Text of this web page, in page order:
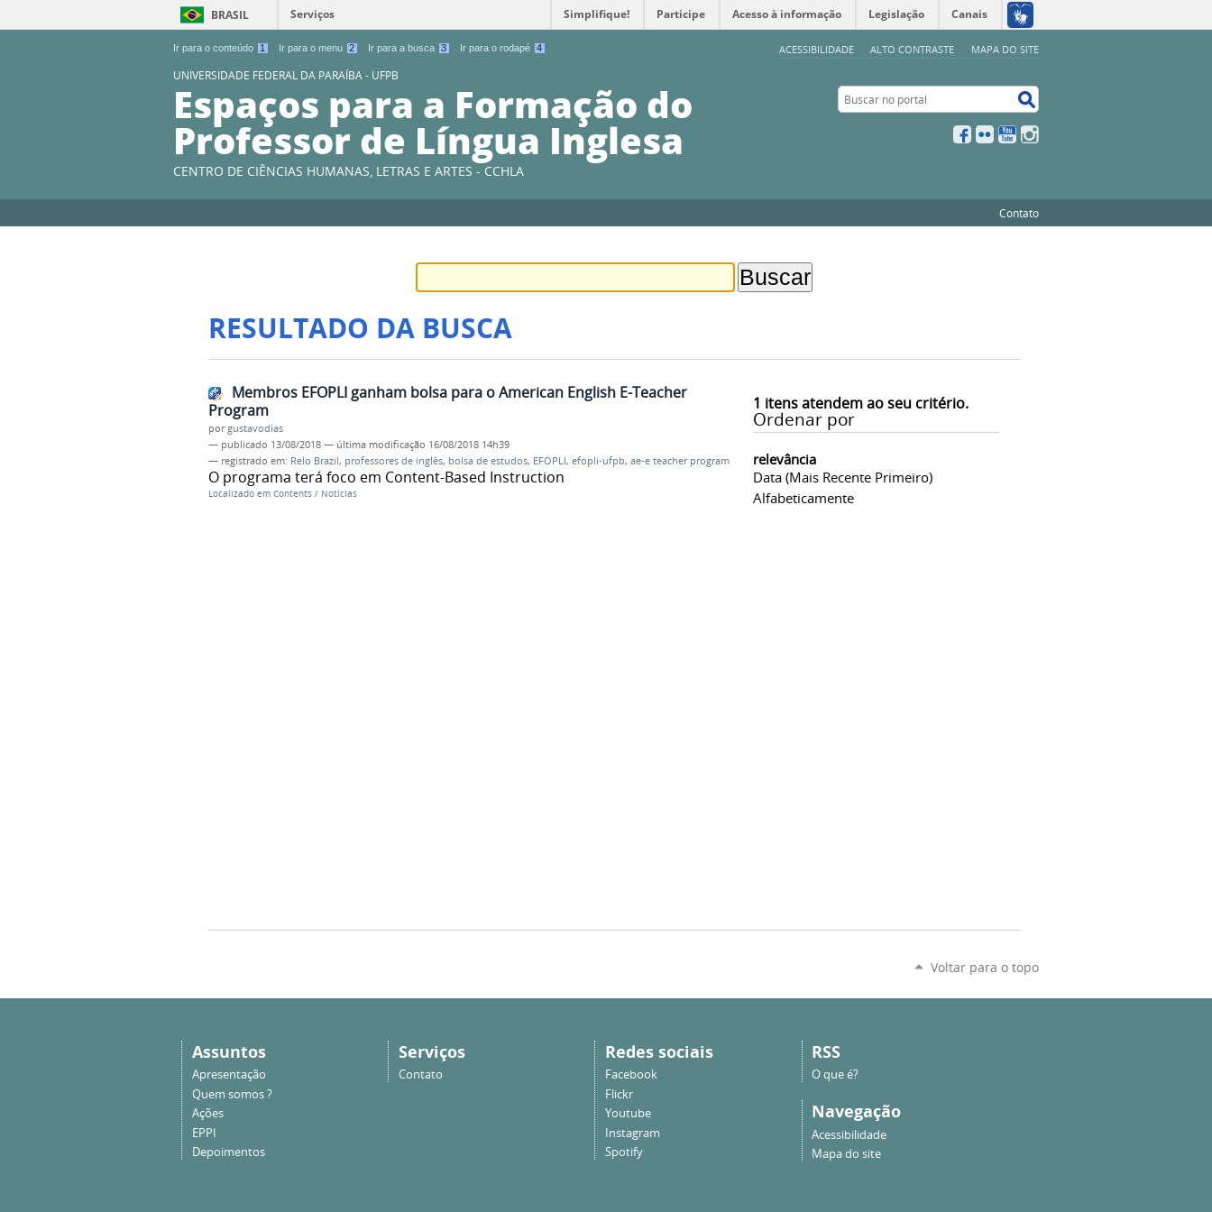
Ir para o conteúdo 1 Ir para o menu 2 Ir para a busca 3 Ir para o rodapé 4 ACESSIBILIDADE ALTO CONTRASTE MAPA DO SITE
BRASIL Serviços Simplifique! Participe Acesso à informação Legislação Canais
UNIVERSIDADE FEDERAL DA PARAÍBA - UFPB
Espaços para a Formação do
Professor de Língua Inglesa
CENTRO DE CIÊNCIAS HUMANAS, LETRAS E ARTES - CCHLA
Buscar no portal
Facebook
Flickr YouTube
Contato
RESULTADO DA BUSCA
1 itens atendem ao seu critério.
Ordenar por
relevância
Data (mais Recente Primeiro)
Alfabeticamente
Membros EFOPLI ganham bolsa para o American English E-Teacher
Program
porgustavodias
— publicado 13/08/2018 — última modificação 16/08/2018 14h39
— registrado em: Relo Brazil, professores de inglês, bolsa de estudos, EFOPLI, efopli-ufpb, ae-e teacher program
O programa terá foco em Content-Based Instruction
Localizado em Contents / Notícias
Voltar para o topo
Assuntos
Apresentação
Quem somos ?
Ações
EPPI
Depoimentos
Serviços
Contato
Redes sociais
Facebook
Flickr
Youtube
Instagram
Spotify
RSS
O que é?
Navegação
Acessibilidade
Mapa do site